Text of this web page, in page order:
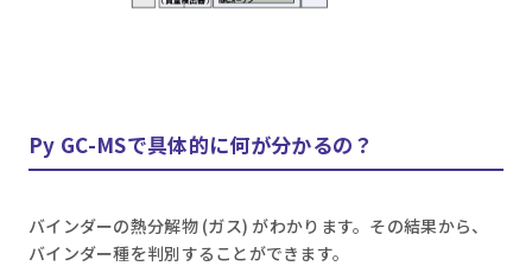
Py GC-MSで具体的に何が分かるの？
バインダーの熱分解物 (ガス) がわかります。その結果から、
バインダー種を判別することができます。